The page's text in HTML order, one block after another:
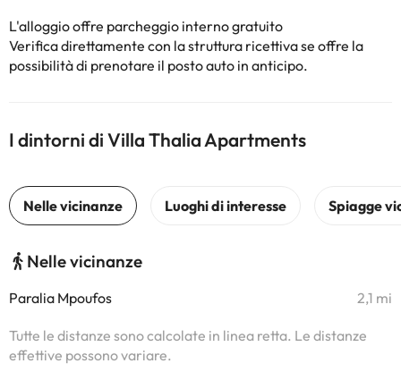
L'alloggio offre parcheggio interno gratuito
Verifica direttamente con la struttura ricettiva se offre la
possibilità di prenotare il posto auto in anticipo.
I dintorni di Villa Thalia Apartments
Nelle vicinanze
Paralia Mpoufos 2,1 mi
Tutte le distanze sono calcolate in linea retta. Le distanze
effettive possono variare.